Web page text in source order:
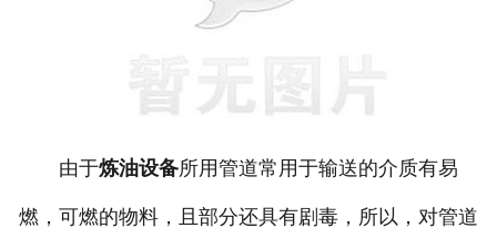
资质荣誉
联系我们
由于炼油设备所用管道常用于输送的介质有易
燃，可燃的物料，且部分还具有剧毒，所以，对管道